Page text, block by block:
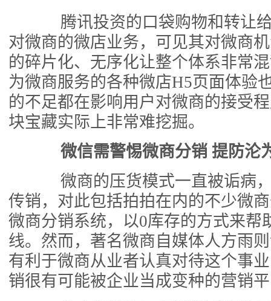
腾讯投资的口袋购物和转让给
对微商的微店业务，可见其对微商
的碎片化、无序化让整个体系非常
为微商服务的各种微店H5页面体验
的不足都在影响用户对微商的接受
块宝藏实际上非常难挖掘。
微信需警惕微商分销 提防沦
微商的压货模式一直被诟病，
传销，对此包括拍拍在内的不少微
微商分销系统，以0库存的方式来帮
线。然而，著名微商自媒体人方雨
有利于微商从业者认真对待这个事
销很有可能被企业当成变种的营销